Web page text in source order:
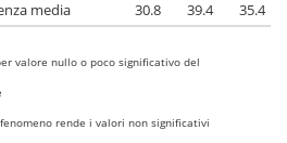
media
30.8 39.4 35.4
valore nullo o poco significativo del
rende i valori non significativi